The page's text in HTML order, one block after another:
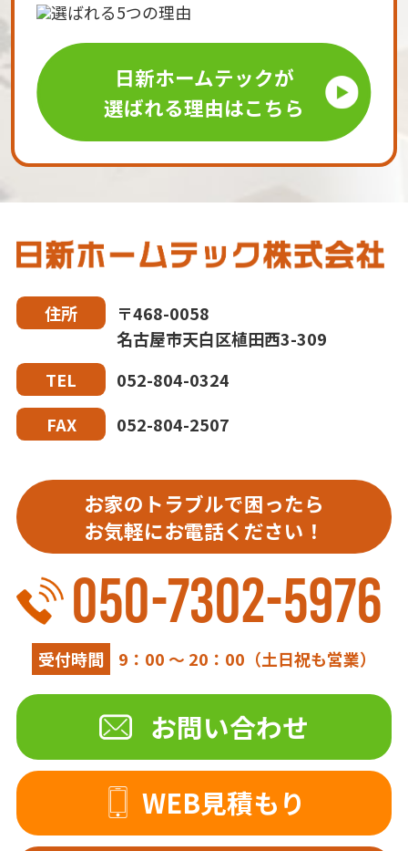
日新ホームテックが
選ばれる理由はこちら
住所
〒468-0058
名古屋市天白区植田西3-309
TEL
052-804-0324
FAX
052-804-2507
お家のトラブルで困ったら
お気軽にお電話ください！
050-7302-5976
受付時間 9：00 ～ 20：00（土日祝も営業）
お問い合わせ
WEB見積もり